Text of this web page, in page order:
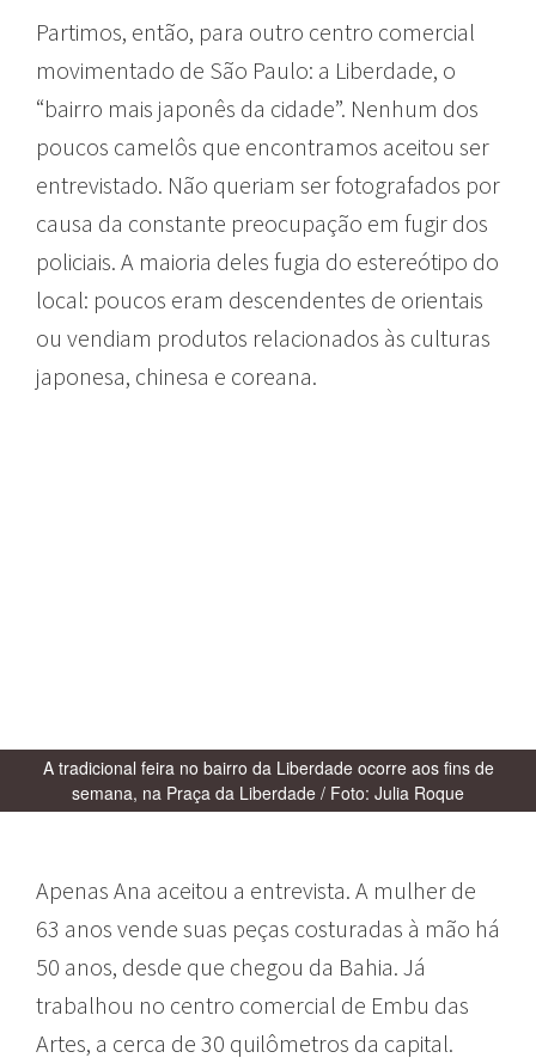
Partimos, então, para outro centro comercial
movimentado de São Paulo: a Liberdade, o
“bairro mais japonês da cidade”. Nenhum dos
poucos camelôs que encontramos aceitou ser
entrevistado. Não queriam ser fotografados por
causa da constante preocupação em fugir dos
policiais. A maioria deles fugia do estereótipo do
local: poucos eram descendentes de orientais
ou vendiam produtos relacionados às culturas
japonesa, chinesa e coreana.
A tradicional feira no bairro da Liberdade ocorre aos fins de
semana, na Praça da Liberdade / Foto: Julia Roque
Apenas Ana aceitou a entrevista. A mulher de
63 anos vende suas peças costuradas à mão há
50 anos, desde que chegou da Bahia. Já
trabalhou no centro comercial de Embu das
Artes, a cerca de 30 quilômetros da capital.